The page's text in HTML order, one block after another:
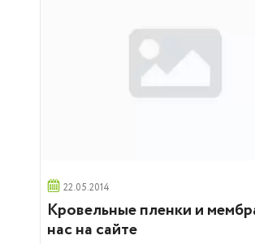
22.05.2014
Кровельные пленки и
нас на сайте